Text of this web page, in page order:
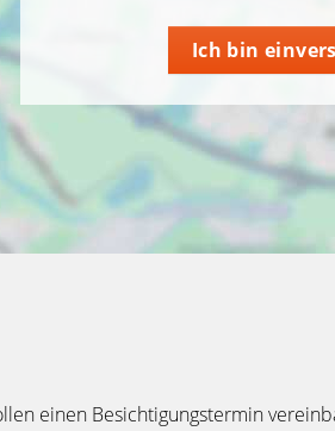
Ich bin
einen Besichtigungstermin